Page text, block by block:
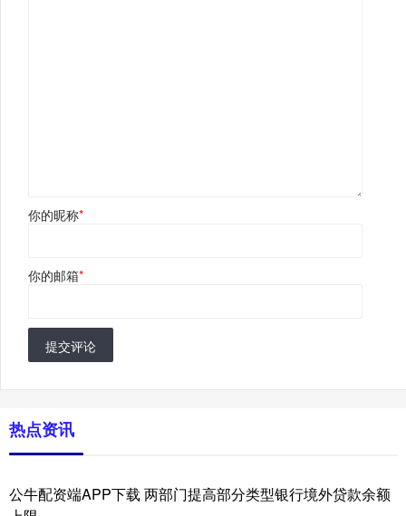
你的昵称*
你的邮箱*
提交评论
热点资讯
公牛配资端APP下载 两部门提高部分类型银行境外贷款余额